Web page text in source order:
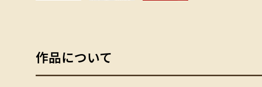
作品について